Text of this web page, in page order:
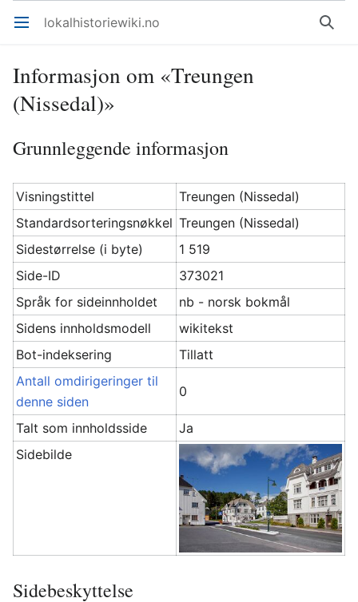
Åpne hovedmenyen lokalhistoriewiki.no Søk
Informasjon om «Treungen
(Nissedal)»
Grunnleggende informasjon
Visningstittel
Treungen (Nissedal)
Standardsorteringsnøkkel Treungen (Nissedal)
Sidestørrelse (i byte)
1 519
Side-ID
373021
Språk for sideinnholdet
nb - norsk bokmål
Sidens innholdsmodell
wikitekst
Bot-indeksering
Tillatt
Antall omdirigeringer til
denne siden
0
Talt som innholdsside
Ja
Sidebilde
Sidebeskyttelse